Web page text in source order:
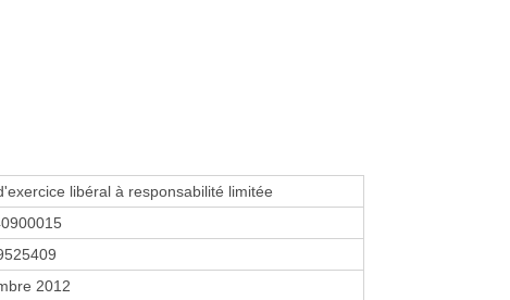
libéral à responsabilité limitée
2012